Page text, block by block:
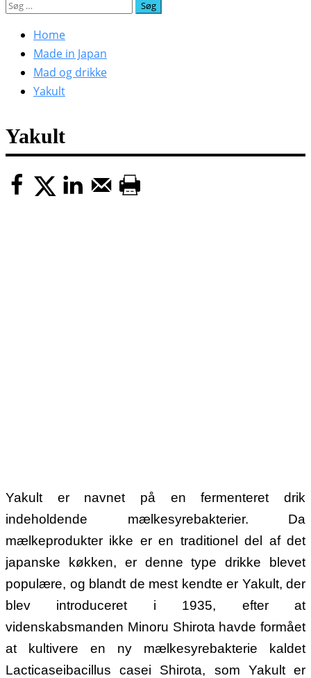
Søg
Home
Made in Japan
Mad og drikke
Yakult
Yakult
Yakult er navnet på en fermenteret drik
indeholdende mælkesyrebakterier. Da
mælkeprodukter ikke er en traditionel del af det
japanske køkken, er denne type drikke blevet
populære, og blandt de mest kendte er Yakult, der
blev introduceret i 1935, efter at
videnskabsmanden Minoru Shirota havde formået
at kultivere en ny mælkesyrebakterie kaldet
Lacticaseibacillus casei Shirota, som Yakult er